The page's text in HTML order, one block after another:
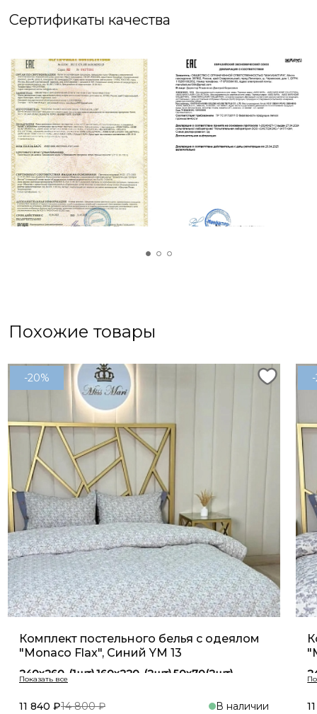
бельем, быстро сохнет.
Сертификаты качества
Похожие товары
-20%
Комплект постельного белья с одеялом
"Monaco Flax", Синий YM 13
240х260-(1шт),160х220-(2шт),50х70(2шт)
240х260-(1шт),200х230-(1шт),50х70(2шт)
160х220-(1шт),160х220-(2шт),50х70(2шт)
11 840 ₽14 800 ₽ В наличии